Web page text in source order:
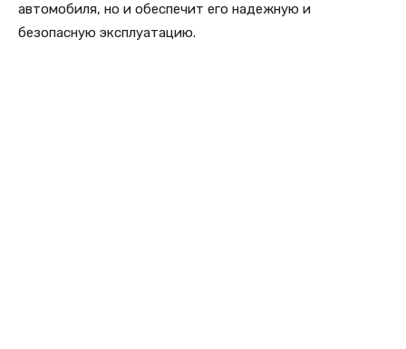
автомобиля, но и обеспечит его надежную и
безопасную эксплуатацию.